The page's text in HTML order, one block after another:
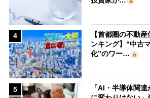
4
【首都圏の不動
ンキング】“中古
化”のワー…
5
「AI・半導体関